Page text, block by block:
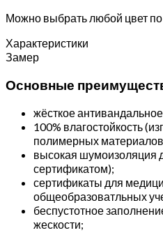
Можно выбрать любой цвет по
Характеристики
Замер
Основные
жёсткое
100% влагостойкость
полимерных
высокая шумоизоляция
сертификатом);
сертификаты для
общеобразоватльных
беспустотное
жескости;